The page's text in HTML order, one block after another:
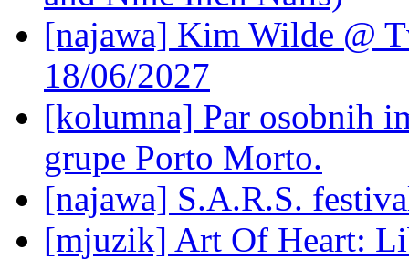
[najawa] Kim Wilde @
18/06/2027
[kolumna] Par osobnih
grupe Porto Morto.
[najawa] S.A.R.S.
[mjuzik] Art Of Heart: